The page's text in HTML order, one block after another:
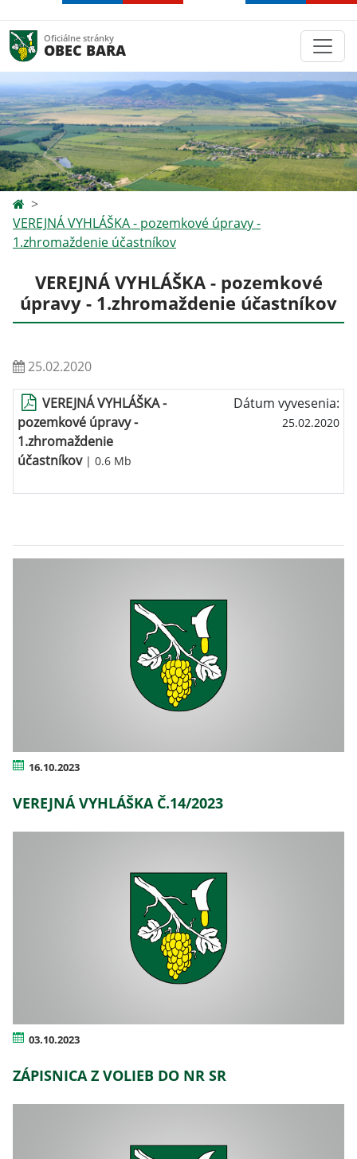
Oficiálne stránky
OBEC BARA
VEREJNÁ VYHLÁŠKA - pozemkové úpravy -
1.zhromaždenie účastníkov
VEREJNÁ VYHLÁŠKA - pozemkové
úpravy - 1.zhromaždenie účastníkov
25.02.2020
VEREJNÁ VYHLÁŠKA -
pozemkové úpravy -
1.zhromaždenie
účastníkov| 0.6 Mb
Dátum vyvesenia:
25.02.2020
16.10.2023
VEREJNÁ VYHLÁŠKA Č.14/2023
03.10.2023
ZÁPISNICA Z VOLIEB DO NR SR